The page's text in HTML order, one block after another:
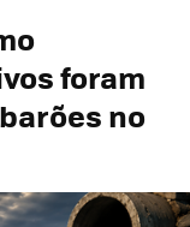
foram
no